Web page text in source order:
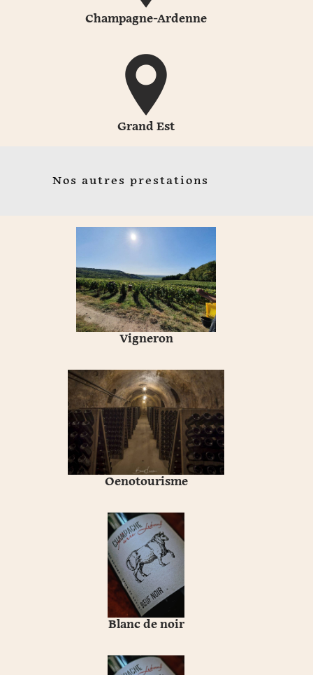
Champagne-Ardenne
Grand Est
Nos autres prestations
Vigneron
Oenotourisme
Blanc de noir